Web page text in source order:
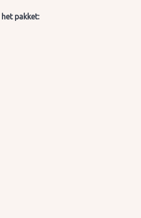
pakket: